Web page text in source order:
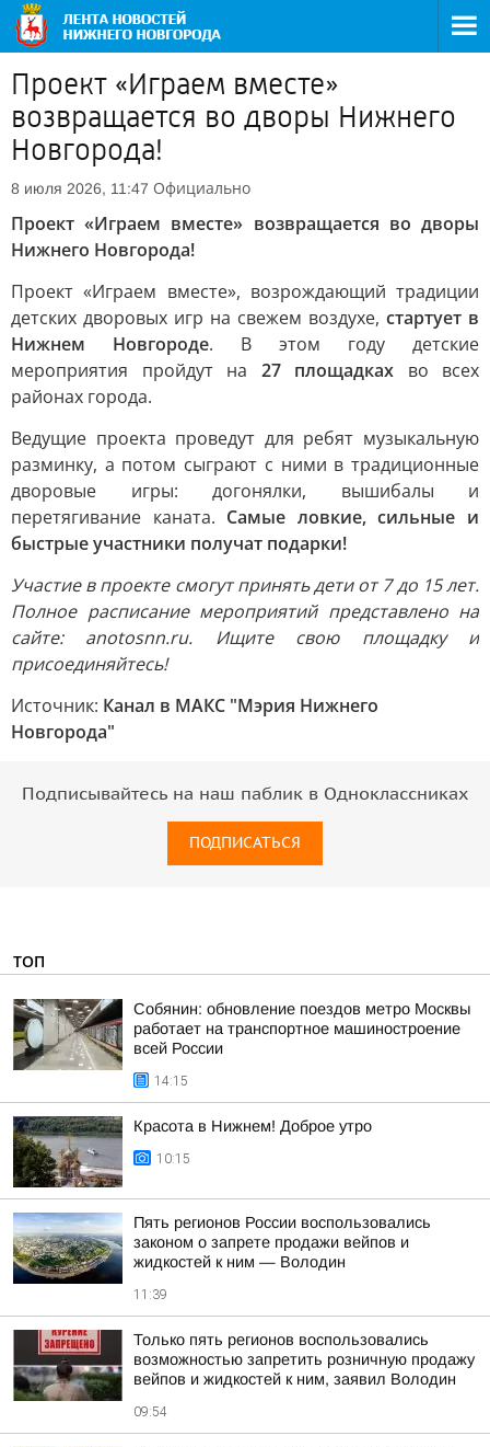
Проект «Играем вместе»
возвращается во дворы Нижнего
Новгорода!
8 июля 2026, 11:47 Официально
Проект «Играем вместе» возвращается во дворы
Нижнего Новгорода!
Проект «Играем вместе», возрождающий традиции
детских дворовых игр на свежем воздухе, стартует в
Нижнем Новгороде. В этом году детские
мероприятия пройдут на 27 площадках во всех
районах города.
Ведущие проекта проведут для ребят музыкальную
разминку, а потом сыграют с ними в традиционные
дворовые игры: догонялки, вышибалы и
перетягивание каната. Самые ловкие, сильные и
быстрые участники получат подарки!
Участие в проекте смогут принять дети от 7 до 15 лет.
Полное расписание мероприятий представлено на
сайте: anotosnn.ru. Ищите свою площадку и
присоединяйтесь!
Источник: Канал в МАКС "Мэрия Нижнего
Новгорода"
Подписывайтесь на наш паблик в Одноклассниках
ПОДПИСАТЬСЯ
ТОП
Собянин: обновление поездов метро Москвы
работает на транспортное машиностроение
всей России
14:15
Красота в Нижнем! Доброе утро
10:15
Пять регионов России воспользовались
законом о запрете продажи вейпов и
жидкостей к ним — Володин
11:39
Только пять регионов воспользовались
возможностью запретить розничную продажу
вейпов и жидкостей к ним, заявил Володин
09:54